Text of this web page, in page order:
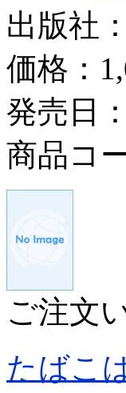
出版社：
価格：
発売日
商品コ
ご注文
たばこ